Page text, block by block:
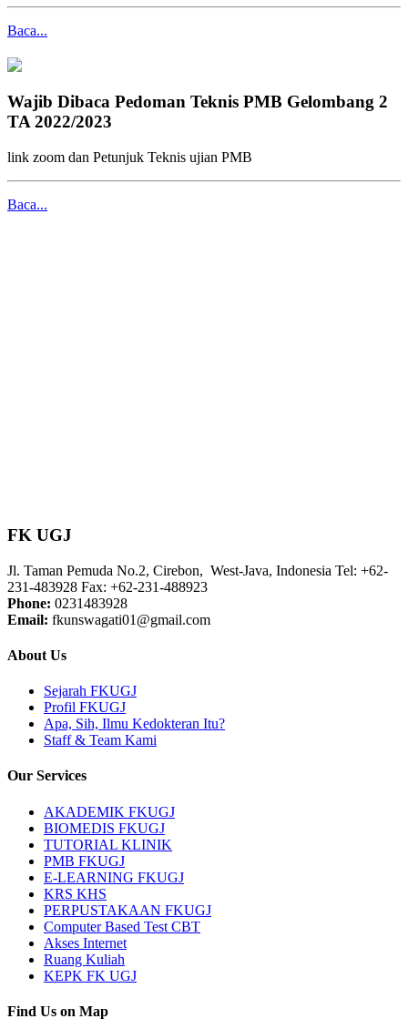
Baca...
Wajib Dibaca Pedoman Teknis PMB Gelombang 2
TA 2022/2023
link zoom dan Petunjuk Teknis ujian PMB
Baca...
FK UGJ
Jl. Taman Pemuda No.2, Cirebon, West-Java, Indonesia Tel: +62-
231-483928 Fax: +62-231-488923
Phone: 0231483928
Email: fkunswagati01@gmail.com
About Us
Sejarah FKUGJ
Profil FKUGJ
Apa, Sih, Ilmu Kedokteran Itu?
Staff & Team Kami
Our Services
AKADEMIK FKUGJ
BIOMEDIS FKUGJ
TUTORIAL KLINIK
PMB FKUGJ
E-LEARNING FKUGJ
KRS KHS
PERPUSTAKAAN FKUGJ
Computer Based Test CBT
Akses Internet
Ruang Kuliah
KEPK FK UGJ
Find Us on Map